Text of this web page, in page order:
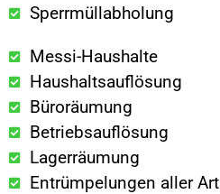
Sperrmüllabholung
Messi-Haushalte
Haushaltsauflösung
Büroräumung
Betriebsauflösung
Lagerräumung
Entrümpelungen aller Art